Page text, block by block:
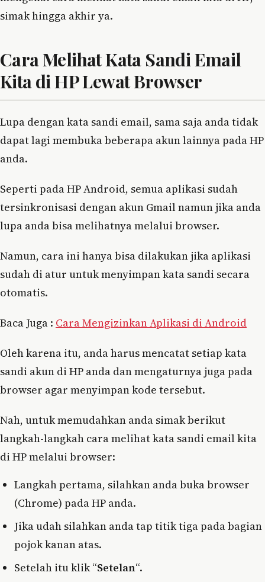
simak hingga akhir ya.
Cara Melihat Kata Sandi Email
Kita di HP Lewat Browser
Lupa dengan kata sandi email, sama saja anda tidak
dapat lagi membuka beberapa akun lainnya pada HP
anda.
Seperti pada HP Android, semua aplikasi sudah
tersinkronisasi dengan akun Gmail namun jika anda
lupa anda bisa melihatnya melalui browser.
Namun, cara ini hanya bisa dilakukan jika aplikasi
sudah di atur untuk menyimpan kata sandi secara
otomatis.
Baca Juga : Cara Mengizinkan Aplikasi di Android
Oleh karena itu, anda harus mencatat setiap kata
sandi akun di HP anda dan mengaturnya juga pada
browser agar menyimpan kode tersebut.
Nah, untuk memudahkan anda simak berikut
langkah-langkah cara melihat kata sandi email kita
di HP melalui browser:
Langkah pertama, silahkan anda buka browser
(Chrome) pada HP anda.
Jika udah silahkan anda tap titik tiga pada bagian
pojok kanan atas.
Setelah itu klik “Setelan“.